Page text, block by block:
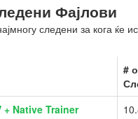
Фајлови
следени за кога ќе
#
Native Trainer